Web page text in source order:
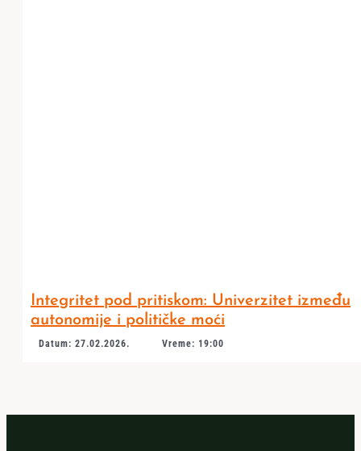
Integritet pod pritiskom: Univerzitet između
autonomije i političke moći
Datum: 27.02.2026. Vreme: 19:00